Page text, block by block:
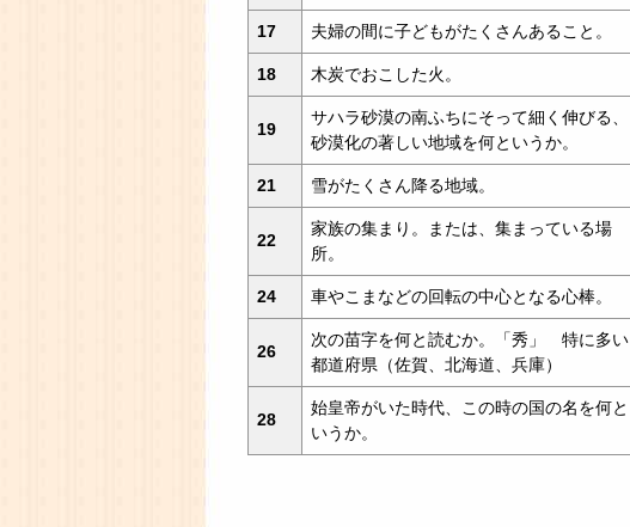
17 夫婦の間に子どもがたくさんあること。
18 木炭でおこした火。
19
サハラ砂漠の南ふちにそって細く伸びる、
砂漠化の著しい地域を何というか。
21 雪がたくさん降る地域。
22
家族の集まり。または、集まっている場
所。
24 車やこまなどの回転の中心となる心棒。
26
次の苗字を何と読むか。「秀」 特に多い
都道府県（佐賀、北海道、兵庫）
28
始皇帝がいた時代、この時の国の名を何と
いうか。